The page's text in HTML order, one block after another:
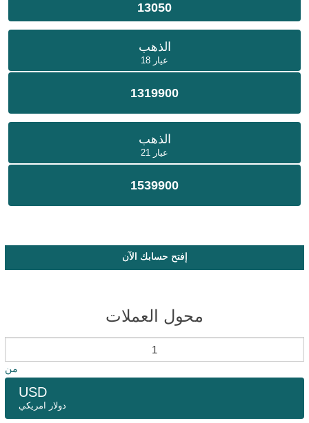
13050
الذهب
عيار 18
1319900
الذهب
عيار 21
1539900
إفتح حسابك الآن
محول العملات
من
USD
دولار امريكي